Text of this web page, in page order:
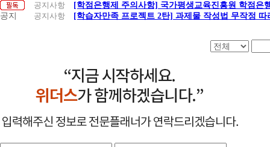
공지사항
[학점은행제 주의사항] 국가평생교육진흥원 학점은
공지
공지사항 [학습자만족 프로젝트 2탄] 과제물 작성법 무작정 따